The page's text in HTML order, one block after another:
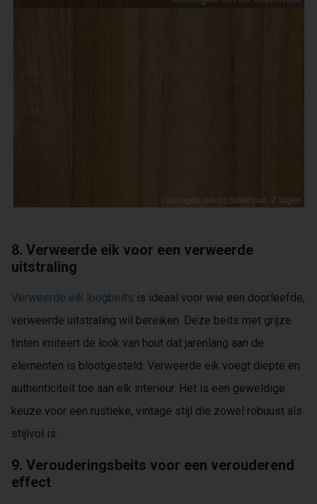
8. Verweerde eik voor een verweerde
uitstraling
Verweerde eik loogbeits is ideaal voor wie een doorleefde,
verweerde uitstraling wil bereiken. Deze beits met grijze
tinten imiteert de look van hout dat jarenlang aan de
elementen is blootgesteld. Verweerde eik voegt diepte en
authenticiteit toe aan elk interieur. Het is een geweldige
keuze voor een rustieke, vintage stijl die zowel robuust als
stijlvol is.
9. Verouderingsbeits voor een verouderend
effect